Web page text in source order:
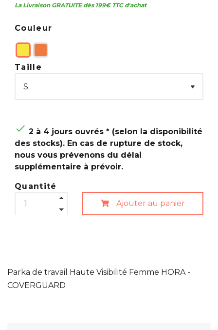
La Livraison GRATUITE dès 199€ TTC d'achat
Couleur
Taille
 2 à 4 jours ouvrés * (selon la disponibilité
des stocks). En cas de rupture de stock,
nous vous prévenons du délai
supplémentaire à prévoir.
Quantité
Ajouter au panier
Parka de travail Haute Visibilité Femme HORA -
COVERGUARD